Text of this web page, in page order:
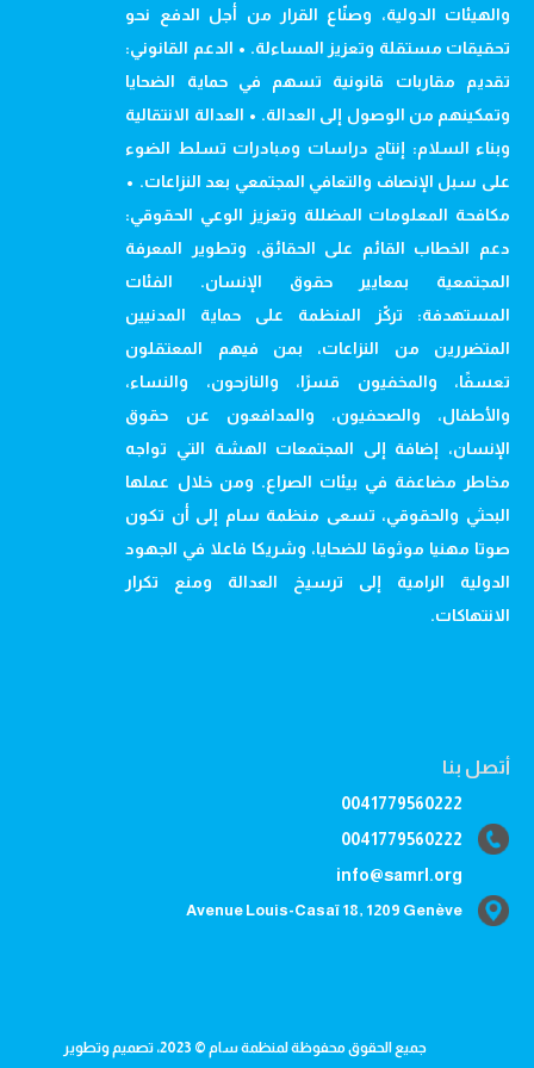
والهيئات الدولية، وصنّاع القرار من أجل الدفع نحو
تحقيقات مستقلة وتعزيز المساءلة. • الدعم القانوني:
تقديم مقاربات قانونية تسهم في حماية الضحايا
وتمكينهم من الوصول إلى العدالة. • العدالة الانتقالية
وبناء السلام: إنتاج دراسات ومبادرات تسلط الضوء
على سبل الإنصاف والتعافي المجتمعي بعد النزاعات. •
مكافحة المعلومات المضللة وتعزيز الوعي الحقوقي:
دعم الخطاب القائم على الحقائق، وتطوير المعرفة
المجتمعية بمعايير حقوق الإنسان. الفئات
المستهدفة: تركّز المنظمة على حماية المدنيين
المتضررين من النزاعات، بمن فيهم المعتقلون
تعسفًا، والمخفيون قسرًا، والنازحون، والنساء،
والأطفال، والصحفيون، والمدافعون عن حقوق
الإنسان، إضافة إلى المجتمعات الهشة التي تواجه
مخاطر مضاعفة في بيئات الصراع. ومن خلال عملها
البحثي والحقوقي، تسعى منظمة سام إلى أن تكون
صوتا مهنيا موثوقا للضحايا، وشريكا فاعلا في الجهود
الدولية الرامية إلى ترسيخ العدالة ومنع تكرار
الانتهاكات.
أتصل بنا
0041779560222
0041779560222
info@samrl.org
Avenue Louis-Casaï 18, 1209 Genève
جميع الحقوق محفوظة لمنظمة سام © 2023، تصميم وتطوير